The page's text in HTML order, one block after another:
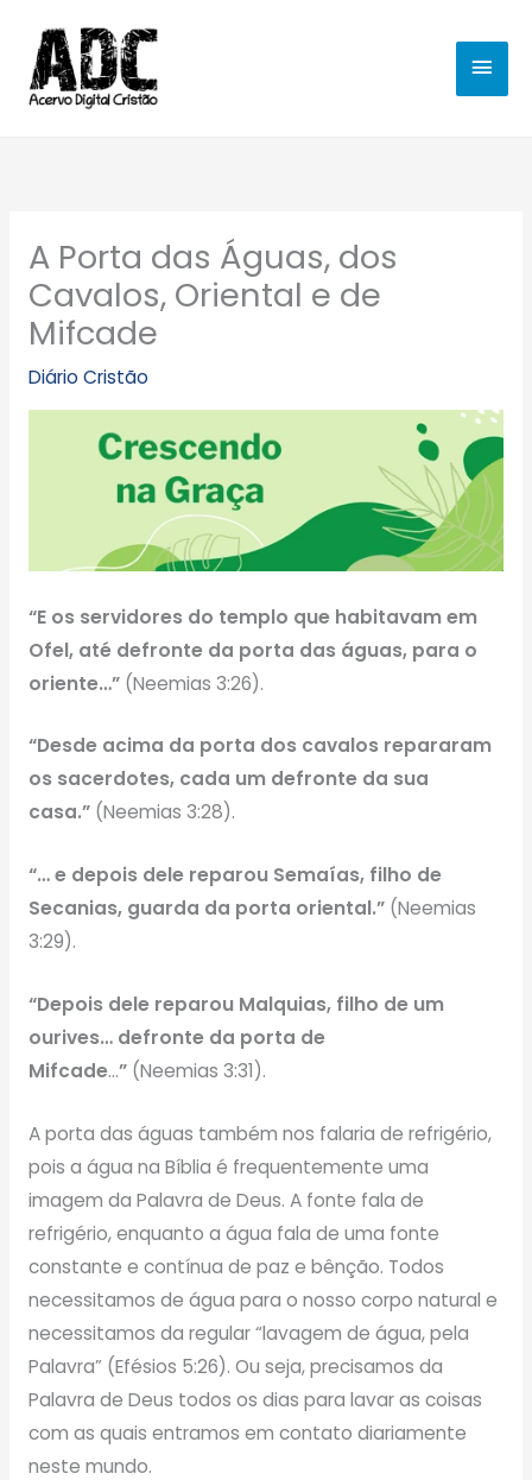
para
conteúdo
A Porta das Águas, dos
Cavalos, Oriental e de
Mifcade
Diário Cristão
“E os servidores do templo que habitavam em
Ofel, até defronte da porta das águas, para o
oriente…”(Neemias 3:26).
“Desde acima da porta dos cavalos repararam
os sacerdotes, cada um defronte da sua
casa.”(Neemias 3:28).
“… e depois dele reparou Semaías, filho de
Secanias, guarda da porta oriental.”(Neemias
3:29).
“Depois dele reparou Malquias, filho de um
ourives… defronte da porta de
Mifcade…”(Neemias 3:31).
A porta das águas também nos falaria de refrigério,
pois a água na Bíblia é frequentemente uma
imagem da Palavra de Deus. A fonte fala de
refrigério, enquanto a água fala de uma fonte
constante e contínua de paz e bênção. Todos
necessitamos de água para o nosso corpo natural e
necessitamos da regular “lavagem de água, pela
Palavra” (Efésios 5:26). Ou seja, precisamos da
Palavra de Deus todos os dias para lavar as coisas
com as quais entramos em contato diariamente
neste mundo.